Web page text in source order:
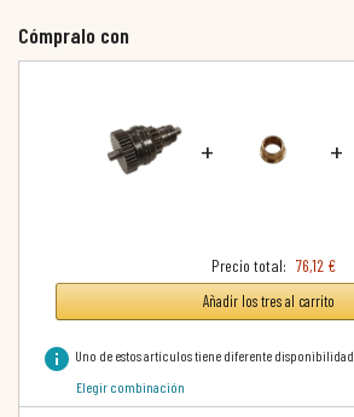
Cómpralo con
+ +
Precio total: 76,12 €
Añadir los tres al carrito
info Uno de estos artículos tiene diferente disponibilidad
Elegir combinación